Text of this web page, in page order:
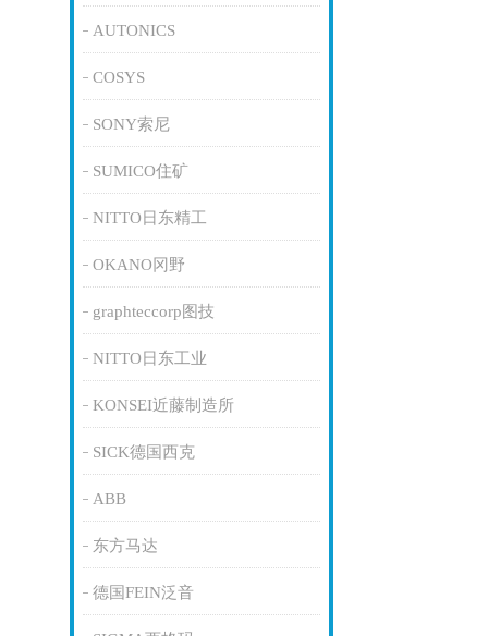
AUTONICS
COSYS
SONY索尼
SUMICO住矿
NITTO日东精工
OKANO冈野
graphteccorp图技
NITTO日东工业
KONSEI近藤制造所
SICK德国西克
ABB
东方马达
德国FEIN泛音